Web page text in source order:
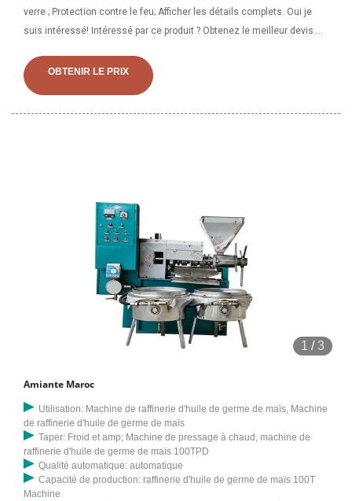
verre ; Protection contre le feu; Afficher les détails complets. Oui je
suis intéressé! Intéressé par ce produit ? Obtenez le meilleur devis.
combinaison unique de propriétés pour diverses applications
industrielles en matière d'isolation de secours de four, d'étanchéité à
OBTENIR LE PRIX
1 /3
Amiante Maroc
Utilisation: Machine de raffinerie d'huile de germe de maïs, Machine
de raffinerie d'huile de germe de maïs
Taper: Froid et amp; Machine de pressage à chaud, machine de
raffinerie d'huile de germe de maïs 100TPD
Qualité automatique: automatique
Capacité de production: raffinerie d'huile de germe de maïs 100T
Machine